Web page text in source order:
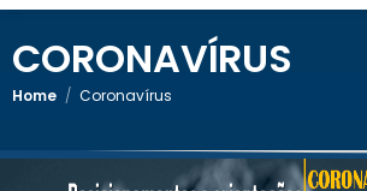
CORONAVÍRUS
Home / Coronavírus